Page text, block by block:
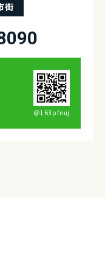
街
＠163pfnuj